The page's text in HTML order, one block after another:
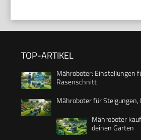
TOP-ARTIKEL
Mähroboter: Einstellungen
Rasenschnitt
Mähroboter für
Mähroboter
deinen Garten